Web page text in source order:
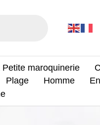
maroquinerie
Plage Homme